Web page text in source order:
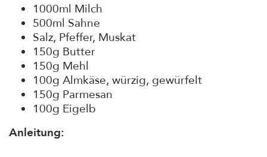
1000ml Milch
500ml Sahne
Salz, Pfeffer, Muskat
150g Butter
150g Mehl
100g Almkäse, würzig, gewürfelt
150g Parmesan
100g Eigelb
Anleitung: